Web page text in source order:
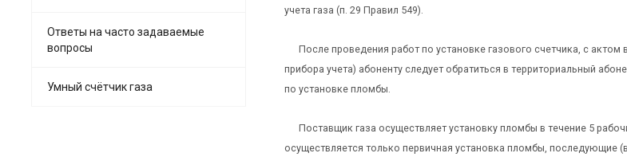
учета газа (п. 29 Правил 549).
После проведения работ по установке газового счетчика, с
прибора учета) абоненту следует обратиться в территориальный
по установке пломбы.
Поставщик газа осуществляет установку пломбы в течение 5
осуществляется только первичная установка пломбы, последующие
Ответы на часто задаваемые
вопросы
Умный счётчик газа